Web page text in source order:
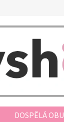
DOSPĚLÁ